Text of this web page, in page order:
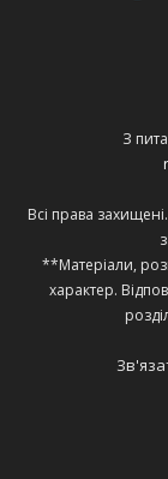
З
Всі права
**Матеріали,
характер.